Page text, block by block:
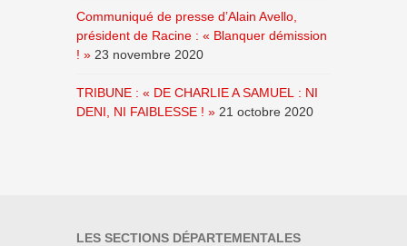
Communiqué de presse d’Alain Avello,
président de Racine : « Blanquer démission
! » 23 novembre 2020
TRIBUNE : « DE CHARLIE A SAMUEL : NI
DENI, NI FAIBLESSE ! » 21 octobre 2020
LES SECTIONS DÉPARTEMENTALES